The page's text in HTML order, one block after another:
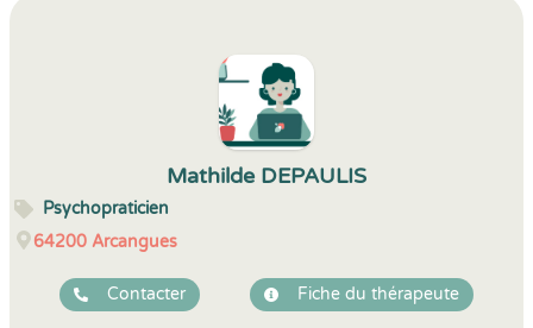
Mathilde DEPAULIS
Psychopraticien
64200 Arcangues
Contacter Fiche du thérapeute